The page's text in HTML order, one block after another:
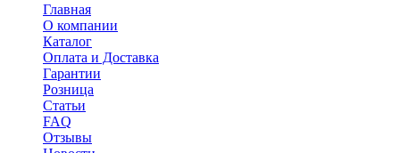
Главная
О компании
Каталог
Оплата и Доставка
Гарантии
Розница
Статьи
FAQ
Отзывы